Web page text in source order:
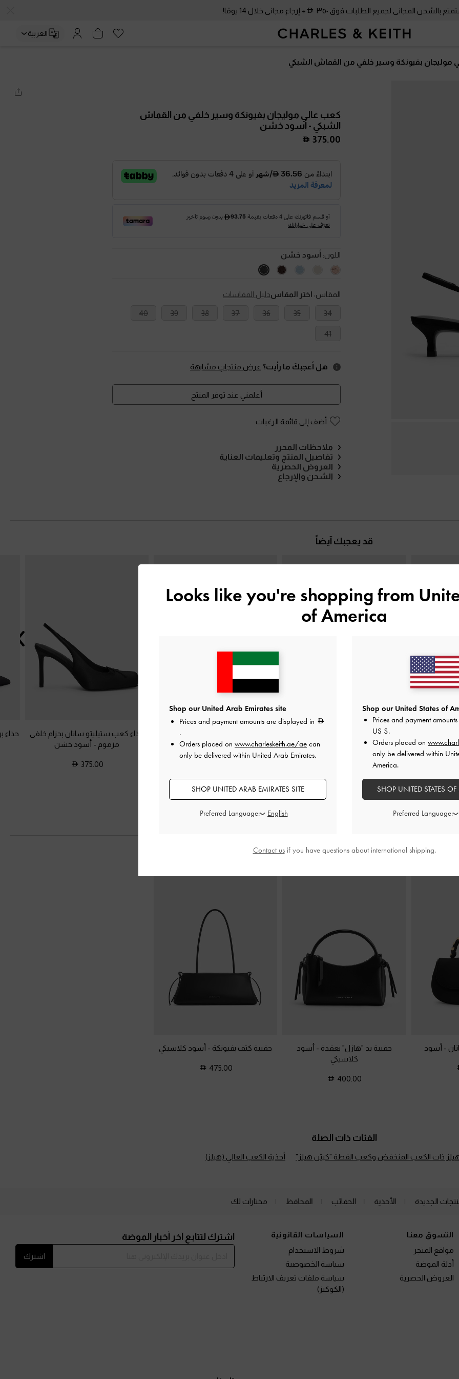
بالشحن المجاني لجميع الطلبات فوق ٣٥٠ + إرجاع مجاني خلال 14 يومًا!
العربية
موليجان بفيونكة وسير خلفي من القماش الشبكي
كعب عالي موليجان بفيونكة وسير خلفي من القماش
الشبكي - أسود خشن
375.00
اللون: أسود خشن
المقاس: اختر المقاسدليل المقاسات
34
35
36
37
38
39
40
41
هل أعجبكَ ما رأيت؟ عرض منتجاتٍ مشابهة
أعلمني عند توفر المنتج
أضف إلى قائمة الرغبات
ملاحظات المحرر
تفاصيل المنتج وتعليمات العناية
العروض الحصرية
الشحن والإرجاع
قد يعجبك آيضاً
خشن
صندل ساتان أردن بسير خلفي وكعب
متموج
أسود خشن
فلات إيماني ساتان بحزام خلفي
خشن
حذاء كعب ستيليتو ساتان بحزام خلفي
مزموم - أسود خشن
375.00
حذاء
ارتديه مع
- أسود حقيبة يد "هازل" بعقدة - أسود
كلاسيكي
400.00
حقيبة كتف بفيونكة - أسود كلاسيكي
475.00
الفئات ذات الصلة
ذات الكعب المنخفض وكعب القطة "كيتن هيلز" أحذية الكعب العالي (هيلز)
الجديدة الأحذية الحقائب المحافظ مختارات لك
التسوق معنا
مواقع المتجر
أدلة الموضة
العروض الحصرية
السياسات القانونية
شروط الاستخدام
سياسة الخصوصية
سياسة ملفات تعريف الارتباط
(الكوكيز)
اشترك لتتابع آخر أخبار الموضة
اشترك
Looks like you're shopping from
of America
Shop our United Arab Emirates site
Prices and payment amounts are displayed in
.
Orders placed on www.charleskeith.ae/ae can
only be delivered within United Arab Emirates.
SHOP UNITED ARAB EMIRATES SITE
Preferred Language:
Shop our United States of
Prices and payment
US $.
Orders placed on
only be delivered within
America.
SHOP UNITED STATES
Preferred Language:
Contact usif you have questions about international shipping.